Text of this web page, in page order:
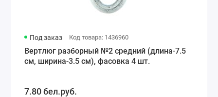
Под заказ Код товара: 1436960
Вертлюг разборный №2 средний (длина-7.5
см, ширина-3.5 см), фасовка 4 шт.
7.80 бел.руб.